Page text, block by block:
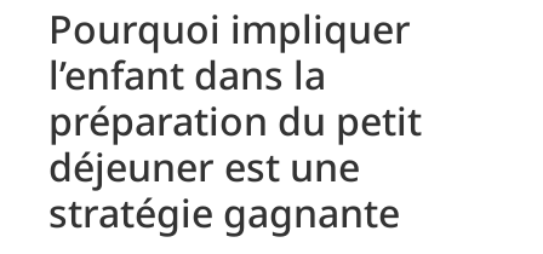
Pourquoi impliquer
l’enfant dans la
préparation du petit
déjeuner est une
stratégie gagnante